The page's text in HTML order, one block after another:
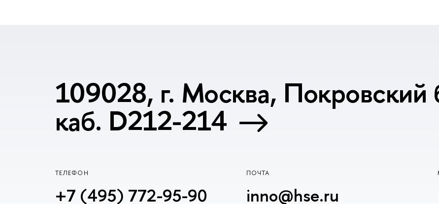
109028, г. Москва, Покровский
каб. D212-214
ТЕЛЕФОН
+7 (495) 772-95-90
ПОЧТА
inno@hse.ru